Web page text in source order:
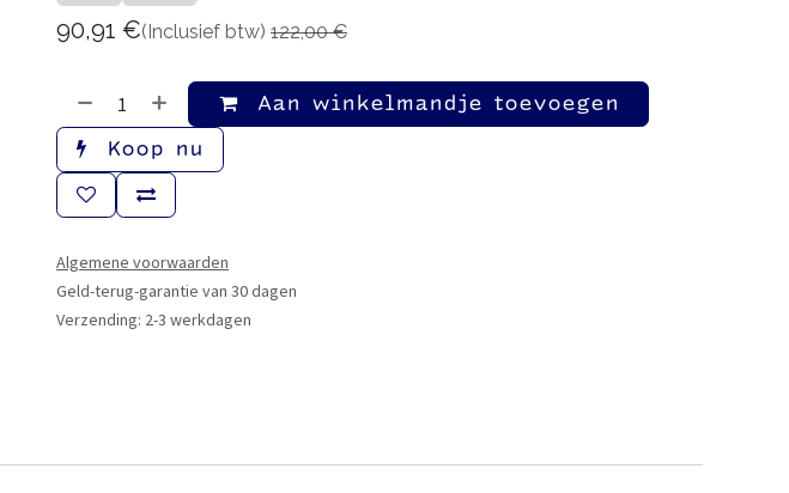
90,91 €(Inclusief btw) 122,00€
Aan winkelmandje toevoegen
Koop nu
Algemene voorwaarden
Geld-terug-garantie van 30 dagen
Verzending: 2-3 werkdagen